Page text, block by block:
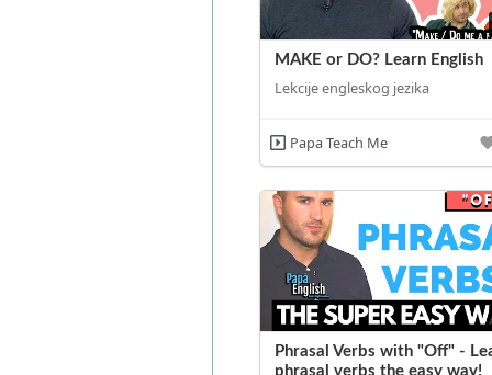
MAKE or DO? Learn English
Lekcije engleskog jezika
Papa Teach Me
Phrasal Verbs with "Off" -
phrasal verbs the easy way!